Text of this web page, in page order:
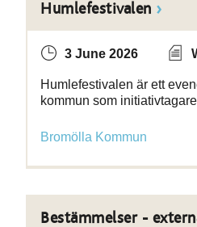
Humlefestivalen
3 June 2026
Humlefestivalen är ett
kommun som
Bromölla Kommun
Bestämmelser -